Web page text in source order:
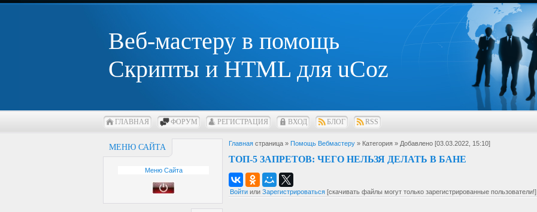
Веб-мастеру в помощь
Скрипты и HTML для uCoz
ГЛАВНАЯ ФОРУМ РЕГИСТРАЦИЯ ВХОД БЛОГ RSS
МЕНЮ САЙТА
Меню Сайта
Главная страница » Помощь Вебмастеру » Категория » Добавлено [03.03.2022, 15:10]
ТОП-5 ЗАПРЕТОВ: ЧЕГО НЕЛЬЗЯ ДЕЛАТЬ В БАНЕ
Войти или Зарегистрироваться [скачивать файлы могут только зарегистрированные пользователи!]